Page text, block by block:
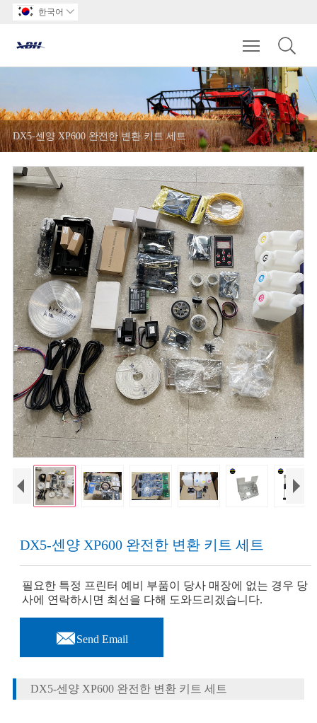
한국어 
Toggle
DX5-센양 XP600 완전한 변환 키트 세트
DX5-센양 XP600 완전한 변환 키트 세트
필요한 특정 프린터 예비 부품이 당사 매장에 없는 경우 당
사에 연락하시면 최선을 다해 도와드리겠습니다.
Send Email
DX5-센양 XP600 완전한 변환 키트 세트